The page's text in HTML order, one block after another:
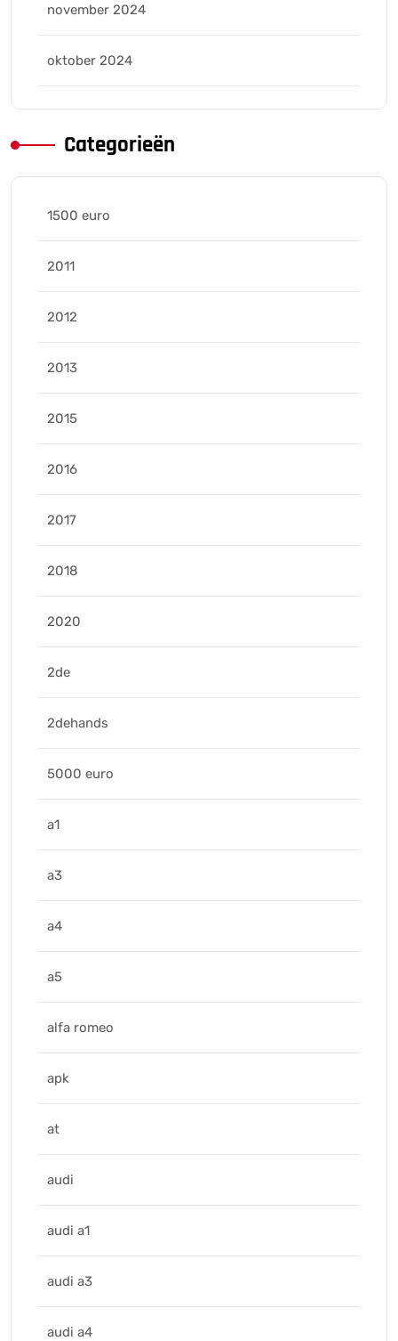
november 2024
oktober 2024
Categorieën
1500 euro
2011
2012
2013
2015
2016
2017
2018
2020
2de
2dehands
5000 euro
a1
a3
a4
a5
alfa romeo
apk
at
audi
audi a1
audi a3
audi a4